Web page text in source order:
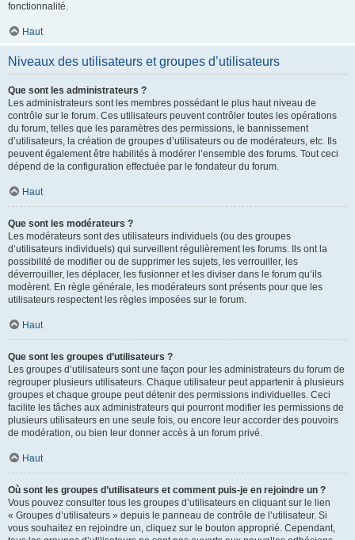
fonctionnalité.
Haut
Niveaux des utilisateurs et groupes d’utilisateurs
Que sont les administrateurs ?
Les administrateurs sont les membres possédant le plus haut niveau de
contrôle sur le forum. Ces utilisateurs peuvent contrôler toutes les opérations
du forum, telles que les paramètres des permissions, le bannissement
d’utilisateurs, la création de groupes d’utilisateurs ou de modérateurs, etc. Ils
peuvent également être habilités à modérer l’ensemble des forums. Tout ceci
dépend de la configuration effectuée par le fondateur du forum.
Haut
Que sont les modérateurs ?
Les modérateurs sont des utilisateurs individuels (ou des groupes
d’utilisateurs individuels) qui surveillent régulièrement les forums. Ils ont la
possibilité de modifier ou de supprimer les sujets, les verrouiller, les
déverrouiller, les déplacer, les fusionner et les diviser dans le forum qu’ils
modèrent. En règle générale, les modérateurs sont présents pour que les
utilisateurs respectent les règles imposées sur le forum.
Haut
Que sont les groupes d’utilisateurs ?
Les groupes d’utilisateurs sont une façon pour les administrateurs du forum de
regrouper plusieurs utilisateurs. Chaque utilisateur peut appartenir à plusieurs
groupes et chaque groupe peut détenir des permissions individuelles. Ceci
facilite les tâches aux administrateurs qui pourront modifier les permissions de
plusieurs utilisateurs en une seule fois, ou encore leur accorder des pouvoirs
de modération, ou bien leur donner accès à un forum privé.
Haut
Où sont les groupes d’utilisateurs et comment puis-je en rejoindre un ?
Vous pouvez consulter tous les groupes d’utilisateurs en cliquant sur le lien
« Groupes d’utilisateurs » depuis le panneau de contrôle de l’utilisateur. Si
vous souhaitez en rejoindre un, cliquez sur le bouton approprié. Cependant,